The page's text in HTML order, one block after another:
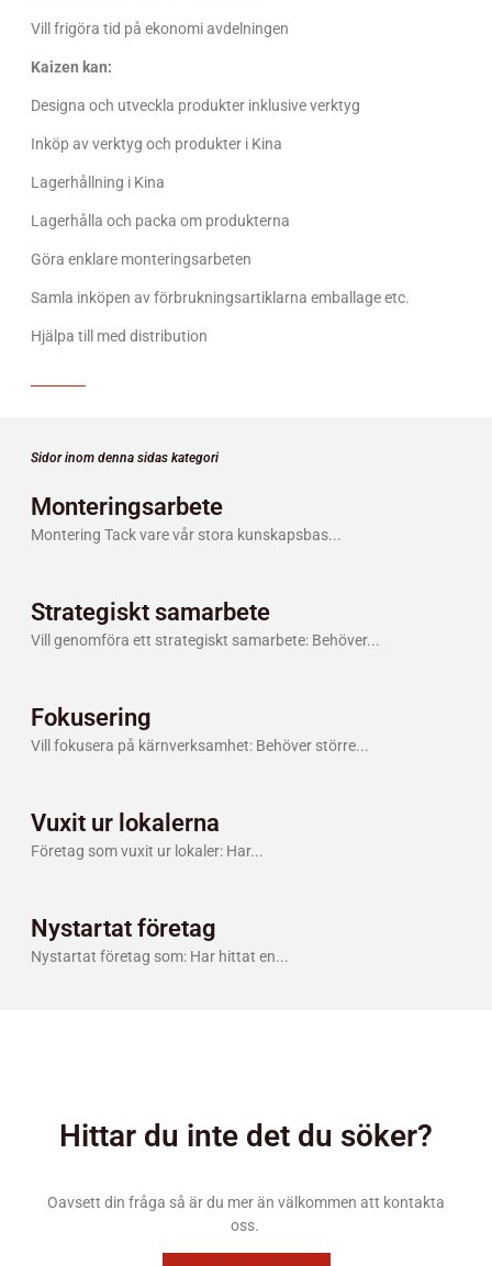
Vill frigöra tid på ekonomi avdelningen
Kaizen kan:
Designa och utveckla produkter inklusive verktyg
Inköp av verktyg och produkter i Kina
Lagerhållning i Kina
Lagerhålla och packa om produkterna
Göra enklare monteringsarbeten
Samla inköpen av förbrukningsartiklarna emballage etc.
Hjälpa till med distribution
Sidor inom denna sidas kategori
Monteringsarbete
Montering Tack vare vår stora kunskapsbas
Strategiskt samarbete
Vill genomföra ett strategiskt samarbete: Behöver
Fokusering
Vill fokusera på kärnverksamhet: Behöver större
Vuxit ur lokalerna
Företag som vuxit ur lokaler: Har
Nystartat företag
Nystartat företag som: Har hittat en
Hittar du inte det du söker?
Oavsett din fråga så är du mer än välkommen att kontakta
oss.